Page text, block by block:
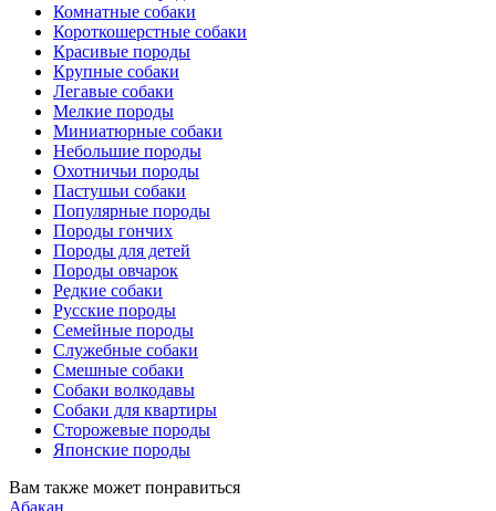
Комнатные собаки
Короткошерстные собаки
Красивые породы
Крупные собаки
Легавые собаки
Мелкие породы
Миниатюрные собаки
Небольшие породы
Охотничьи породы
Пастушьи собаки
Популярные породы
Породы гончих
Породы для детей
Породы овчарок
Редкие собаки
Русские породы
Семейные породы
Служебные собаки
Смешные собаки
Собаки волкодавы
Собаки для квартиры
Сторожевые породы
Японские породы
Вам также может понравиться
Абакан